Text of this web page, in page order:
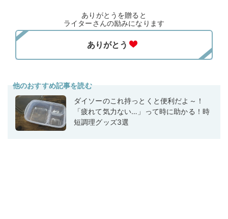
ありがとうを贈ると
ライターさんの励みになります
他のおすすめ記事を読む
ダイソーのこれ持っとくと便利だよ～！
「疲れて気力ない…」って時に助かる！時
短調理グッズ3選